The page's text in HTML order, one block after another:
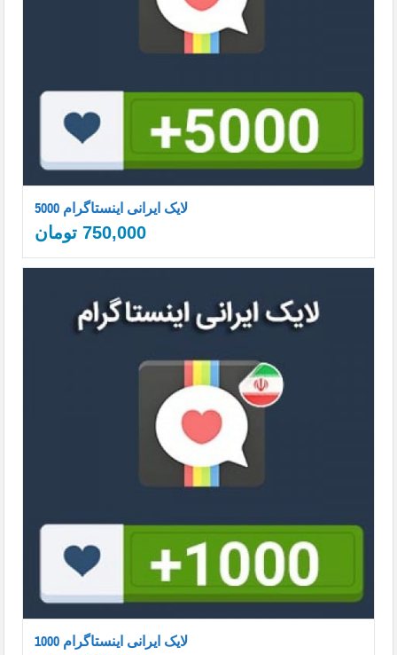
5000 لایک ایرانی اینستاگرام
750,000 تومان
1000 لایک ایرانی اینستاگرام